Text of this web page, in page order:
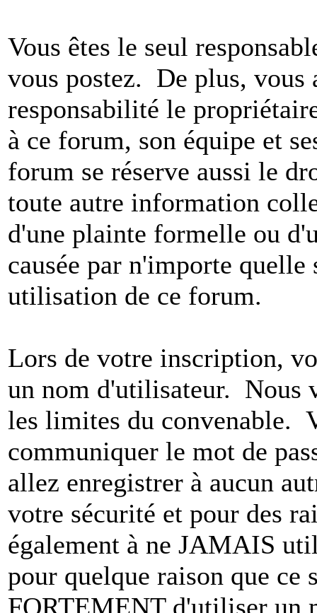
Vous êtes le seul
vous postez. De plus, vous
responsabilité le
à ce forum, son équipe et
forum se réserve aussi le
toute autre information
d'une plainte formelle ou
causée par n'importe
utilisation de ce forum.
Lors de votre inscription,
un nom d'utilisateur. Nous
les limites du convenable.
communiquer le mot de
allez enregistrer à aucun
votre sécurité et pour des
également à ne JAMAIS
pour quelque raison que
FORTEMENT d'utiliser un